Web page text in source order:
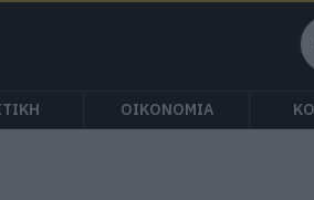
ΟΙΚΟΝΟΜΙΑ